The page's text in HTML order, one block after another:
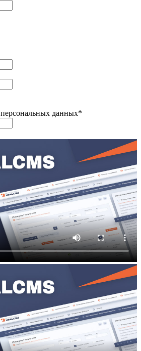
персональных данных*